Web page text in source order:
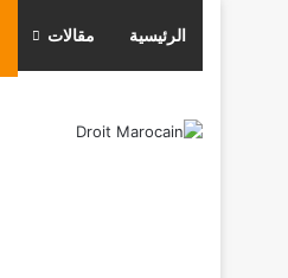
الرئيسية مقالات